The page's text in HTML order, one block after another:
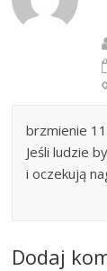
brzmienie 11
Jeśli ludzie
i oczekują
Dodaj